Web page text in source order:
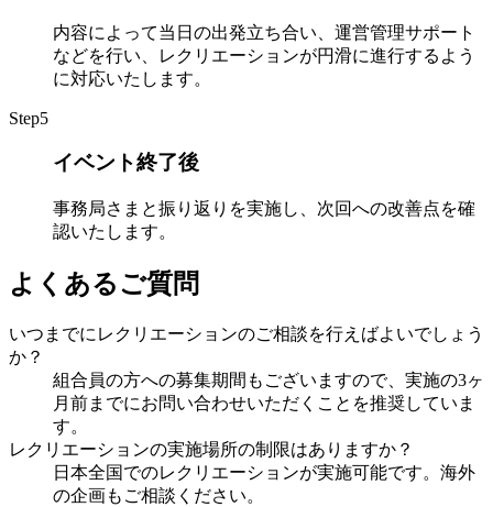
内容によって当日の出発立ち合い、運営管理サポート
などを行い、レクリエーションが円滑に進行するよう
に対応いたします。
Step5
イベント終了後
事務局さまと振り返りを実施し、次回への改善点を確
認いたします。
よくあるご質問
いつまでにレクリエーションのご相談を行えばよいでしょう
か？
組合員の方への募集期間もございますので、実施の3ヶ
月前までにお問い合わせいただくことを推奨していま
す。
レクリエーションの実施場所の制限はありますか？
日本全国でのレクリエーションが実施可能です。海外
の企画もご相談ください。